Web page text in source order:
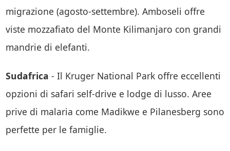
migrazione (agosto-settembre). Amboseli offre
viste mozzafiato del Monte Kilimanjaro con grandi
mandrie di elefanti.
Sudafrica - Il Kruger National Park offre eccellenti
opzioni di safari self-drive e lodge di lusso. Aree
prive di malaria come Madikwe e Pilanesberg sono
perfette per le famiglie.